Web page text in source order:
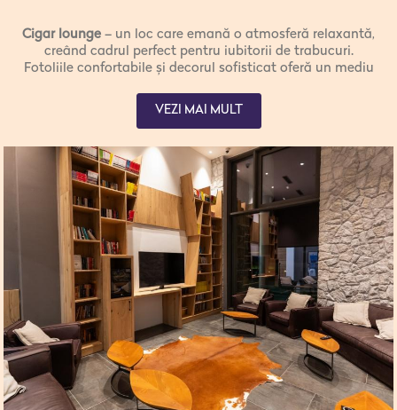
Cigar lounge – un loc care emană o atmosferă relaxantă,
creând cadrul perfect pentru iubitorii de trabucuri.
Fotoliile confortabile și decorul sofisticat oferă un mediu
trabucuri.
VEZI MAI MULT